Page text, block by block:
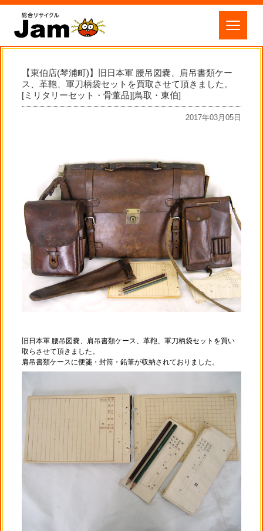
【東伯店(琴浦町)】旧日本軍 腰吊図嚢、肩吊書類ケー
ス、革鞄、軍刀柄袋セットを買取させて頂きました。
[ミリタリーセット・骨董品][鳥取・東伯]
2017年03月05日
旧日本軍 腰吊図嚢、肩吊書類ケース、革鞄、軍刀柄袋セットを買い
取らさせて頂きました。
肩吊書類ケースに便箋・封筒・鉛筆が収納されておりました。